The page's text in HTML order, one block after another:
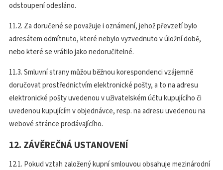
odstoupení odesláno.
11.2. Za doručené se považuje i oznámení, jehož převzetí bylo
adresátem odmítnuto, které nebylo vyzvednuto v úložní době,
nebo které se vrátilo jako nedoručitelné.
11.3. Smluvní strany můžou běžnou korespondenci vzájemně
doručovat prostřednictvím elektronické pošty, a to na adresu
elektronické pošty uvedenou v uživatelském účtu kupujícího či
uvedenou kupujícím v objednávce, resp. na adresu uvedenou na
webové stránce prodávajícího.
12. ZÁVĚREČNÁ USTANOVENÍ
12.1. Pokud vztah založený kupní smlouvou obsahuje mezinárodní